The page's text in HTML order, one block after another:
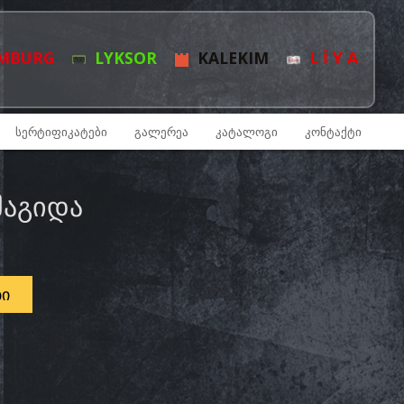
LYKSOR KALEKIM L İ Y A
ᲡᲔᲠᲢᲘᲤᲘᲙᲐᲢᲔᲑᲘ ᲒᲐᲚᲔᲠᲔᲐ ᲙᲐᲢᲐᲚᲝᲒᲘ ᲙᲝᲜᲢᲐᲥᲢᲘ